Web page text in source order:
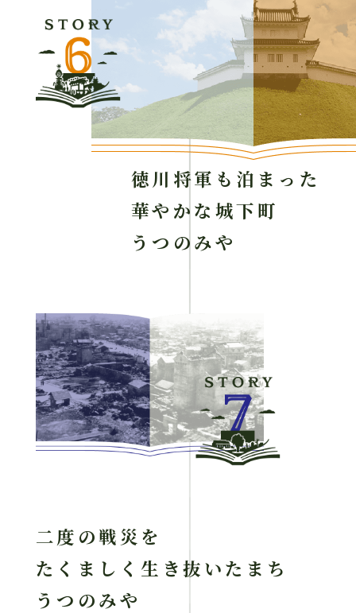
徳川将軍も泊まった
華やかな城下町
うつのみや
二度の戦災を
たくましく生き抜いたまち
うつのみや